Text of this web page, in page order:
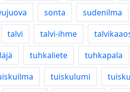
sonta sudenilma
talvi talvi-ihme
tuhkaliete tuhkapala
tuiskulumi